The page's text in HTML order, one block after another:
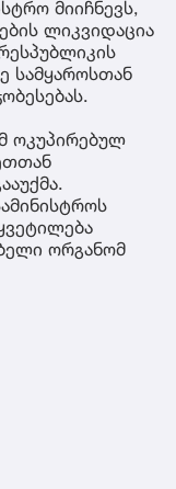
მიიჩნევს,
ლიკვიდაცია
სამყაროსთან
ოკუპირებულ
ორგანომ